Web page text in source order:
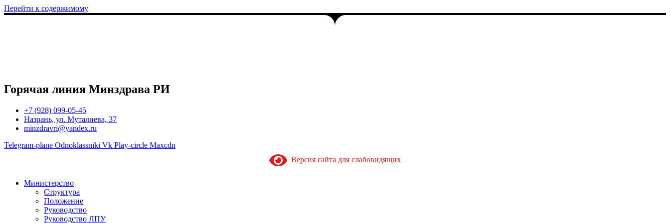
Перейти к содержимому
Горячая линия Минздрава РИ
+7 (928) 099-05-45
Назрань, ул. Муталиева, 37
minzdravri@yandex.ru
Telegram-plane Odnoklassniki Vk Play-circle Maxcdn
Версия сайта для слабовидящих
Министерство
Структура
Положение
Руководство
Руководство ЛПУ